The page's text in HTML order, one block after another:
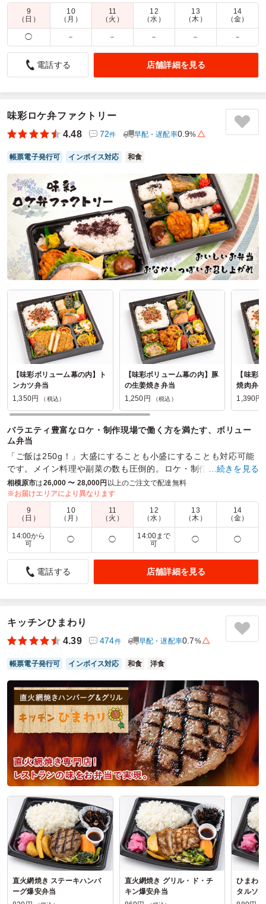
商品数： 締切日時： 1日前13:00 価格帯：
900円～2,000円
配達時間：
9:30～18:00
美味しかったです
5.0 第二ふたば園
歓送迎会用としてこちらのお店のお弁当を注文させて頂きま
高くコスパもよく大変満足しました！また忘年会や歓送迎会
等の行事事に注文しようかと思っておりますので、違う種類
のお弁当を食べられるのが楽しみです。
ご利用シーン：－
参加者の年齢：
神奈川県相模原市中央区南橋本
2026/04/04
鎌倉ごぜんの口コミをもっと見る
9
（日）
10
（月）
11
（火）
12
（水）
13
（木）
14
（金）
◯ － － － － －
電話する 店舗詳細を見る
味彩ロケ弁ファクトリー
4.48
72件 早配・遅配率0.9%
帳票電子発行可 インボイス対応 和食
【味彩ボリューム幕の内】ト
ンカツ弁当
1,350円
（税込）
【味彩ボリューム幕の内】豚
の生姜焼き弁当
1,250円
（税込）
【味彩
焼肉弁当
1,390円
バラエティ豊富なロケ・制作現場で働く方を満たす、ボリュー
ム弁当
「ご飯は250g！」大盛にすることも小盛にすることも対応可能
です。メイン料理や副菜の数も圧倒的。ロケ・制作現場でのお
食事として喜んでいただけるようお弁当を作っています。
商品数： 42 締切日時： 1日前12:00 価格帯： 720円～1,390円
配達時間：
10:30～19:00
種類が多く味も良かったです。
4.0 日本化工機材株式会社
種類も多く味が良かったです。
それほど高額でなく届けていただきまして
ご利用シーン：会議・セミナー ›研修
参加者の年齢：
30代～40代 男女比： 男性多め
神奈川県相模原市中央区淵野辺
2026/06/15
味彩ロケ弁ファクトリーの口コミをもっと見る
…続きを見る
相模原市は26,000 〜 28,000円 以上のご注文で配達無料
※お届けエリアにより異なります
9
（日）
10
（月）
11
（火）
12
（水）
13
（木）
14
（金）
14:00から
可
◯ ◯
14:00まで
可
◯ ◯
電話する 店舗詳細を見る
キッチンひまわり
4.39
474件 早配・遅配率0.7%
帳票電子発行可 インボイス対応 和食 洋食
直火網焼き ステーキハンバ
ーグ爆安弁当
直火網焼き グリル・ド・チ
キン爆安弁当
ひまわ
タルソ